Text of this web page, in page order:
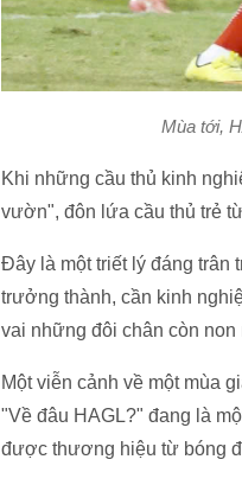
Mùa tới,
Khi những cầu thủ kinh
vườn", đôn lứa cầu thủ trẻ
Đây là một triết lý đáng trân
trưởng thành, cần kinh
vai những đôi chân còn
Một viễn cảnh về một mùa
"Về đâu HAGL?" đang là
được thương hiệu từ bóng